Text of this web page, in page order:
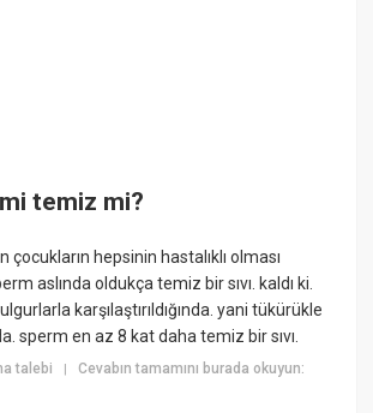
temiz mi?
çocukların hepsinin hastalıklı olması
aslında oldukça temiz bir sıvı. kaldı ki.
karşılaştırıldığında. yani tükürükle
sperm en az 8 kat daha temiz bir sıvı.
talebi |Cevabın tamamını burada okuyun: